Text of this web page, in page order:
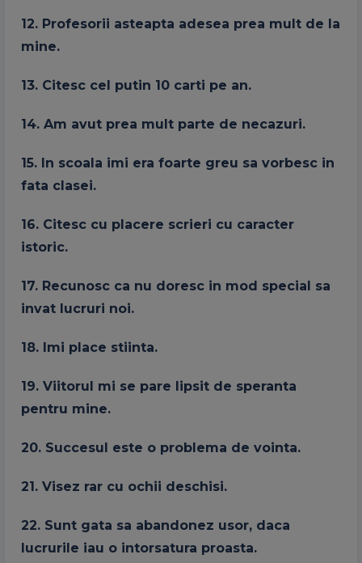
12. Profesorii asteapta adesea prea mult de la
mine.
13. Citesc cel putin 10 carti pe an.
14. Am avut prea mult parte de necazuri.
15. In scoala imi era foarte greu sa vorbesc in
fata clasei.
16. Citesc cu placere scrieri cu caracter
istoric.
17. Recunosc ca nu doresc in mod special sa
invat lucruri noi.
18. Imi place stiinta.
19. Viitorul mi se pare lipsit de speranta
pentru mine.
20. Succesul este o problema de vointa.
21. Visez rar cu ochii deschisi.
22. Sunt gata sa abandonez usor, daca
lucrurile iau o intorsatura proasta.